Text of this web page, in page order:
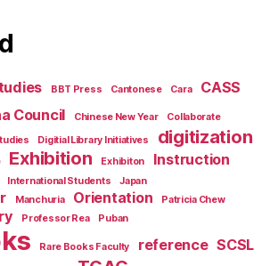
BBT Press Cantonese Cara CASS
Council Chinese New Year
Collaborate
Digitial Library Initiatives digitization
Exhibition Exhibiton Instruction
International Students Japan
Manchuria Orientation Patricia Chew
Professor Rea Puban
Rare Books Faculty reference SCSL